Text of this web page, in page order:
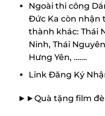
Ngoài thi công
Đức Ka còn nhận
thành khác: Thái
Ninh, Thái
Hưng Yên, …….
Link Đăng Ký
►►Quà tặng film